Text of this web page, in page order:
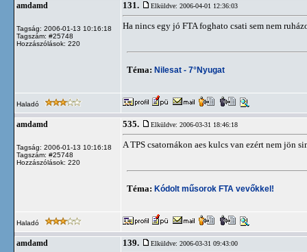
amdamd
Tagság: 2006-01-13 10:16:18
Tagszám: #25748
Hozzászólások: 220
131. Elküldve: 2006-04-01 12:36:03
Ha nincs egy jó FTA foghato csati sem nem
Téma: Nilesat - 7°Nyugat
Haladó
amdamd
Tagság: 2006-01-13 10:16:18
Tagszám: #25748
Hozzászólások: 220
535. Elküldve: 2006-03-31 18:46:18
A TPS csatornákon aes kulcs van ezért nem jön
Téma: Kódolt műsorok FTA vevőkkel!
Haladó
amdamd 139. Elküldve: 2006-03-31 09:43:00